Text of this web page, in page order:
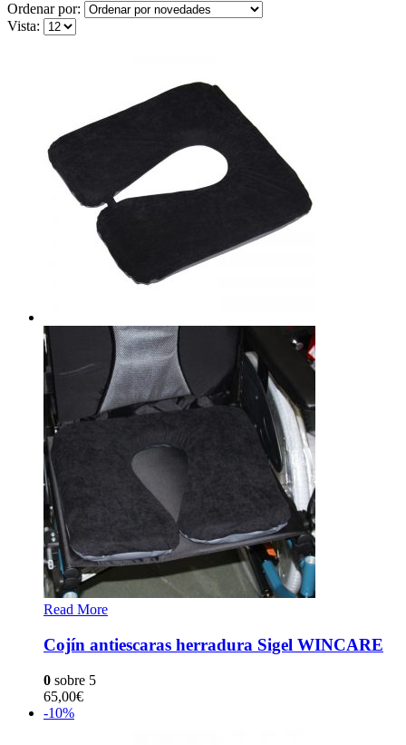
Ordenar por:
Vista:
Read More
Cojín antiescaras herradura Sigel WINCARE
0 sobre 5
65,00€
-10%